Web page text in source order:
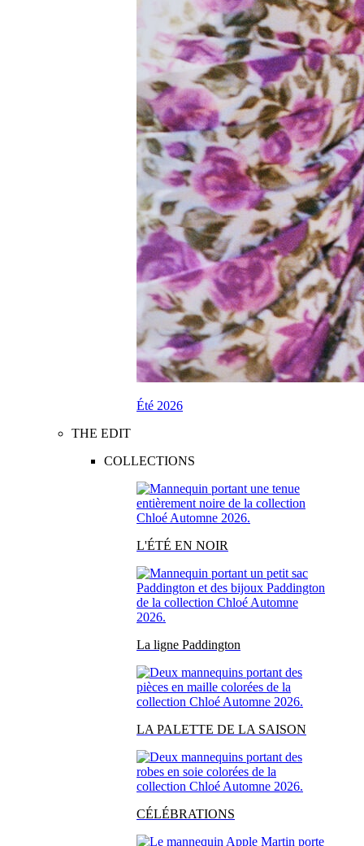
Été 2026
THE EDIT
COLLECTIONS
L'ÉTÉ EN NOIR
La ligne Paddington
LA PALETTE DE LA SAISON
CÉLÉBRATIONS